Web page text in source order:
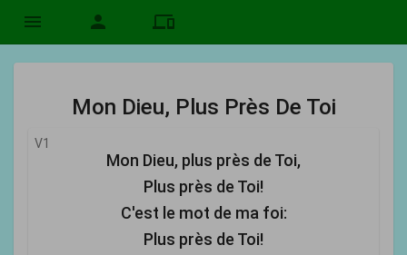
menu person devices
Mon Dieu, Plus Près De Toi
V1
Mon Dieu, plus près de Toi,
Plus près de Toi!
C'est le mot de ma foi:
Plus près de Toi!